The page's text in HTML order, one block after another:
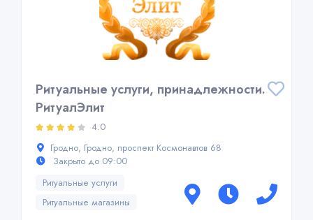
Ритуальные услуги, принадлежности.
РитуалЭлит
4.0
Гродно, Гродно, проспект Космонавтов 68
Закрыто до 09:00
Ритуальные услуги
Ритуальные магазины